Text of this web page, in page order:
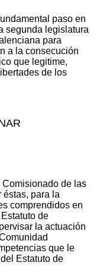
paso en
segunda legislatura
para
a la consecución
que legitime,
de los
de las
para la
comprendidos en
de
la actuación
que le
Estatuto de